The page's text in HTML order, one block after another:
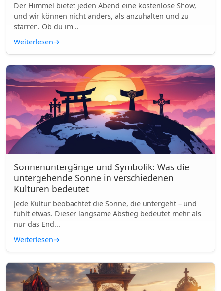
Der Himmel bietet jeden Abend eine kostenlose Show,
und wir können nicht anders, als anzuhalten und zu
starren. Ob du im...
Weiterlesen→
Sonnenuntergänge und Symbolik: Was die
untergehende Sonne in verschiedenen
Kulturen bedeutet
Jede Kultur beobachtet die Sonne, die untergeht – und
fühlt etwas. Dieser langsame Abstieg bedeutet mehr als
nur das End...
Weiterlesen→